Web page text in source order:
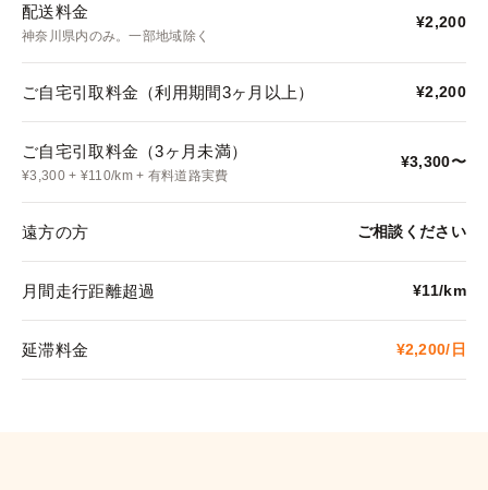
配送料金
神奈川県内のみ。一部地域除く
¥2,200
ご自宅引取料金（利用期間3ヶ月以上） ¥2,200
ご自宅引取料金（3ヶ月未満）
¥3,300 + ¥110/km + 有料道路実費
¥3,300〜
遠方の方 ご相談ください
月間走行距離超過 ¥11/km
延滞料金 ¥2,200/日